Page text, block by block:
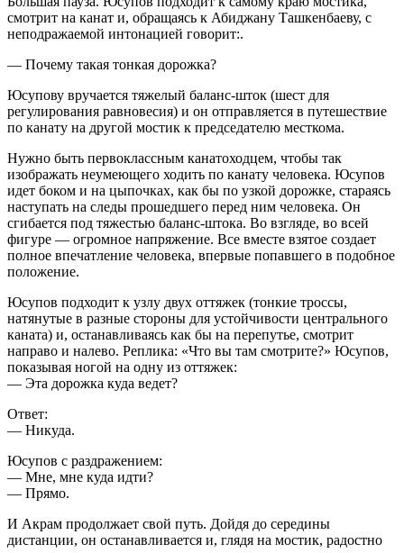
смотрит на канат и, обращаясь к Абиджану Ташкенбаеву, с
неподражаемой интонацией говорит:.
— Почему такая тонкая дорожка?
Юсупову вручается тяжелый баланс-шток (шест для
регулирования равновесия) и он отправляется в путешествие
по канату на другой мостик к председателю месткома.
Нужно быть первоклассным канатоходцем, чтобы так
изображать неумеющего ходить по канату человека. Юсупов
идет боком и на цыпочках, как бы по узкой дорожке, стараясь
наступать на следы прошедшего перед ним человека. Он
сгибается под тяжестью баланс-штока. Во взгляде, во всей
фигуре — огромное напряжение. Все вместе взятое создает
пол­ное впечатление человека, впервые попав­шего в подобное
положение.
Юсупов подходит к узлу двух оттяжек (тонкие троссы,
натянутые в разные стороны для устойчивости центрального
каната) и, останавливаясь как бы на пере­путье, смотрит
направо и налево. Репли­ка: «Что вы там смотрите?» Юсупов,
показывая ногой на одну из оттяжек:
— Эта дорожка куда ведет?
Ответ:
— Никуда.
Юсупов с раздражением:
— Мне, мне куда идти?
— Прямо.
И Акрам продолжает свой путь. Дойдя до середины
дистанции, он останавливается и, глядя на мостик, радостно